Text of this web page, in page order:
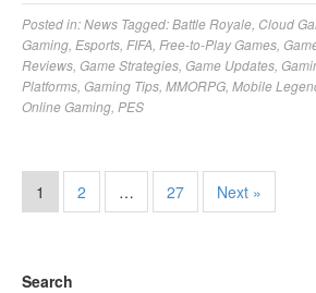
Posted in:News Tagged:Battle Royale Cloud
Gaming Esports FIFA Free-to-Play Games
Reviews Game Strategies Game Updates
Platforms Gaming Tips MMORPG Mobile
Online Gaming PES
1 2 … 27 Next »
Search